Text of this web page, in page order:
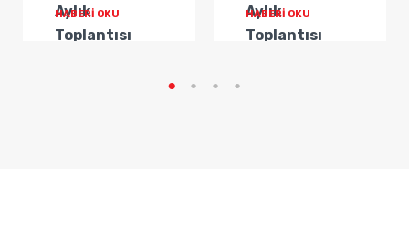
Aylık
Toplantısı
HABERİ OKU
Aylık
Toplantısı
HABERİ OKU